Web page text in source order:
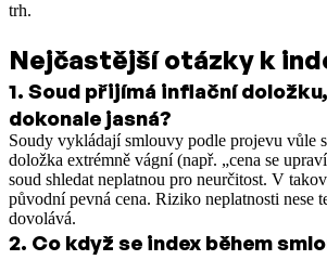
trh.
Nejčastější otázky k
1. Soud přijímá inflační
dokonale jasná?
Soudy vykládají smlouvy podle projevu vůle
doložka extrémně vágní (např. „cena se
soud shledat neplatnou pro neurčitost. V
původní pevná cena. Riziko neplatnosti nese
dovolává.
2. Co když se index během